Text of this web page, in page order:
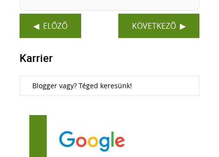
ELŐZŐ KÖVETKEZŐ
Karrier
Blogger vagy? Téged keresünk!